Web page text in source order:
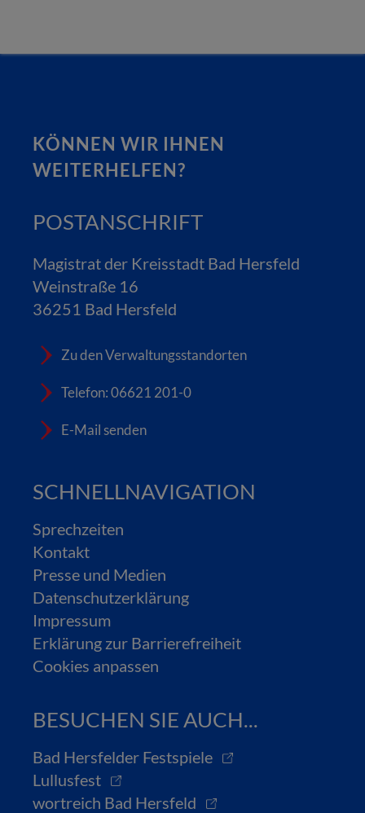
KÖNNEN WIR IHNEN
WEITERHELFEN?
POSTANSCHRIFT
Magistrat der Kreisstadt Bad Hersfeld
Weinstraße 16
36251 Bad Hersfeld
Zu den Verwaltungsstandorten
Telefon: 06621 201-0
E-Mail senden
SCHNELLNAVIGATION
Sprechzeiten
Kontakt
Presse und Medien
Datenschutzerklärung
Impressum
Erklärung zur Barrierefreiheit
Cookies anpassen
BESUCHEN SIE AUCH...
Bad Hersfelder Festspiele
Lullusfest
wortreich Bad Hersfeld